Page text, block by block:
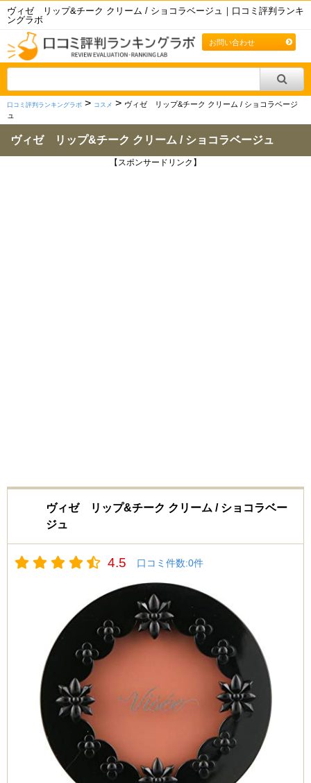
ヴィゼ リップ&チーク クリーム / ショコラベージュ｜口コミ評判ランキ
ングラボ
お問い合わせ
口コミ評判ランキングラボ > コスメ > ヴィゼ リップ&チーク クリーム / ショコラベージ
ュ
ヴィゼ リップ&チーク クリーム / ショコラベージュ
【スポンサードリンク】
ヴィゼ リップ&チーク クリーム / ショコラベー
ジュ
4.5 口コミ件数:0件